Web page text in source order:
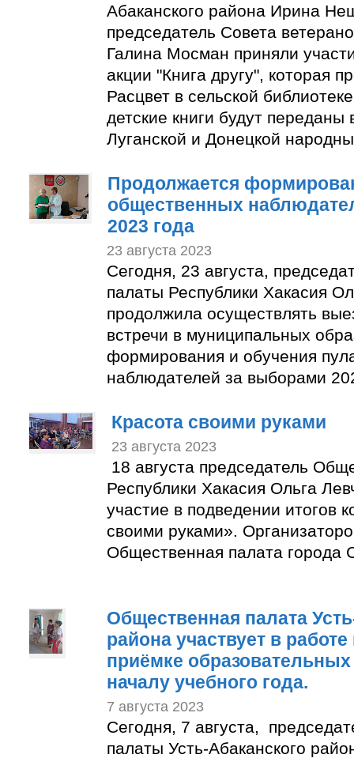
Абаканского района Ирина
председатель Совета
Галина Мосман приняли
акции "Книга другу", которая
Расцвет в сельской
детские книги будут переданы
Луганской и Донецкой
Продолжается
общественных
2023 года
23 августа 2023
Сегодня, 23 августа,
палаты Республики Хакасия
продолжила осуществлять
встречи в муниципальных
формирования и обучения
наблюдателей за выборами
Красота своими руками
23 августа 2023
18 августа председатель
Республики Хакасия Ольга
участие в подведении итогов
своими руками».
Общественная палата города
Общественная палата
района участвует в
приёмке образовательных
началу учебного года.
7 августа 2023
Сегодня, 7 августа,
палаты Усть-Абаканского